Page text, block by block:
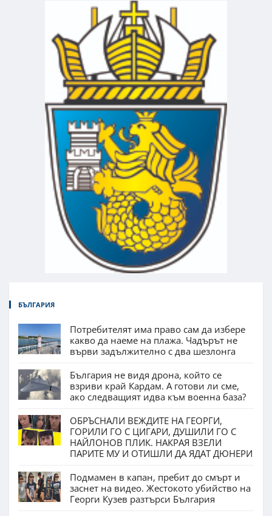
БЪЛГАРИЯ
Потребителят има право сам да избере
какво да наеме на плажа. Чадърът не
върви задължително с два шезлонга
България не видя дрона, който се
взриви край Кардам. А готови ли сме,
ако следващият идва към военна база?
ОБРЪСНАЛИ ВЕЖДИТЕ НА ГЕОРГИ,
ГОРИЛИ ГО С ЦИГАРИ, ДУШИЛИ ГО С
НАЙЛОНОВ ПЛИК. НАКРАЯ ВЗЕЛИ
ПАРИТЕ МУ И ОТИШЛИ ДА ЯДАТ ДЮНЕРИ
Подмамен в капан, пребит до смърт и
заснет на видео. Жестокото убийство на
Георги Кузев разтърси България